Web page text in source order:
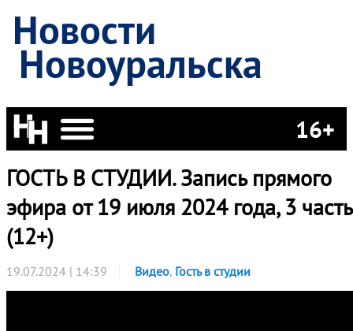
Новости
Новоуральска
16+
ГОСТЬ В СТУДИИ. Запись прямого
эфира от 19 июля 2024 года, 3 часть
(12+)
19.07.2024 | 14:39 Видео, Гость в студии